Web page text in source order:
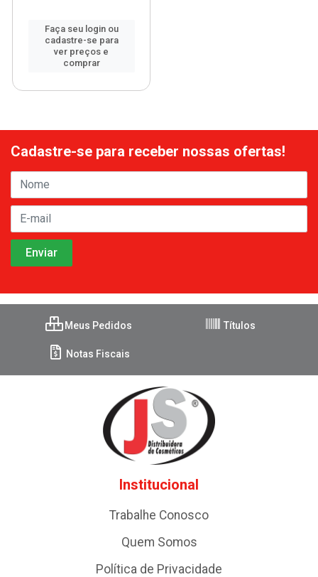
Faça seu login ou
cadastre-se para
ver preços e
comprar
Cadastre-se para receber nossas ofertas!
Meus Pedidos Títulos
Notas Fiscais
Institucional
Trabalhe Conosco
Quem Somos
Política de Privacidade